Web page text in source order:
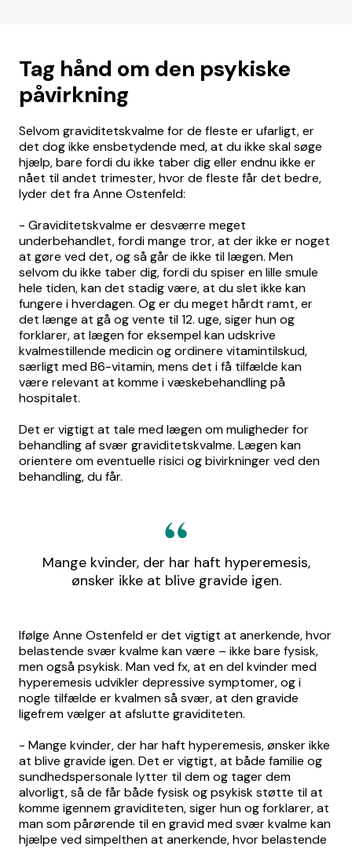
Tag hånd om den psykiske
påvirkning
Selvom graviditetskvalme for de fleste er ufarligt, er
det dog ikke ensbetydende med, at du ikke skal søge
hjælp, bare fordi du ikke taber dig eller endnu ikke er
nået til andet trimester, hvor de fleste får det bedre,
lyder det fra Anne Ostenfeld:
- Graviditetskvalme er desværre meget
underbehandlet, fordi mange tror, at der ikke er noget
at gøre ved det, og så går de ikke til lægen. Men
selvom du ikke taber dig, fordi du spiser en lille smule
hele tiden, kan det stadig være, at du slet ikke kan
fungere i hverdagen. Og er du meget hårdt ramt, er
det længe at gå og vente til 12. uge, siger hun og
forklarer, at lægen for eksempel kan udskrive
kvalmestillende medicin og ordinere vitamintilskud,
særligt med B6-vitamin, mens det i få tilfælde kan
være relevant at komme i væskebehandling på
hospitalet.
Det er vigtigt at tale med lægen om muligheder for
behandling af svær graviditetskvalme. Lægen kan
orientere om eventuelle risici og bivirkninger ved den
behandling, du får.
Mange kvinder, der har haft hyperemesis,
ønsker ikke at blive gravide igen.
Ifølge Anne Ostenfeld er det vigtigt at anerkende, hvor
belastende svær kvalme kan være – ikke bare fysisk,
men også psykisk. Man ved fx, at en del kvinder med
hyperemesis udvikler depressive symptomer, og i
nogle tilfælde er kvalmen så svær, at den gravide
ligefrem vælger at afslutte graviditeten.
- Mange kvinder, der har haft hyperemesis, ønsker ikke
at blive gravide igen. Det er vigtigt, at både familie og
sundhedspersonale lytter til dem og tager dem
alvorligt, så de får både fysisk og psykisk støtte til at
komme igennem graviditeten, siger hun og forklarer, at
man som pårørende til en gravid med svær kvalme kan
hjælpe ved simpelthen at anerkende, hvor belastende